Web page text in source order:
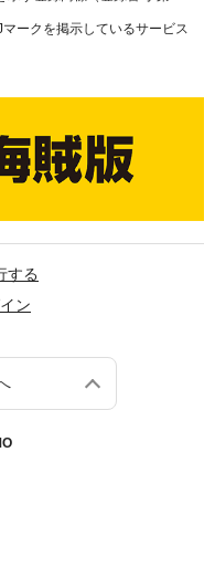
ークを掲示しているサービス
する
ン